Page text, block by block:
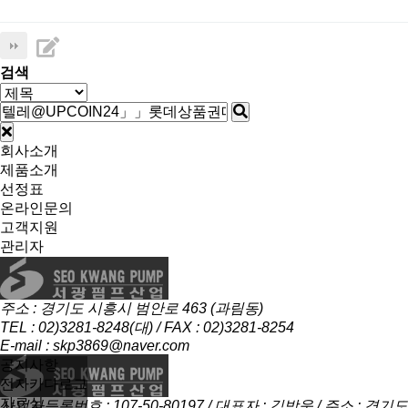
공지사항
전자카다로그
자료실
검색
회사소개
제품소개
선정표
온라인문의
고객지원
관리자
주소 : 경기도 시흥시 범안로 463 (과림동)
TEL : 02)3281-8248(대) / FAX : 02)3281-8254
E-mail : skp3869@naver.com